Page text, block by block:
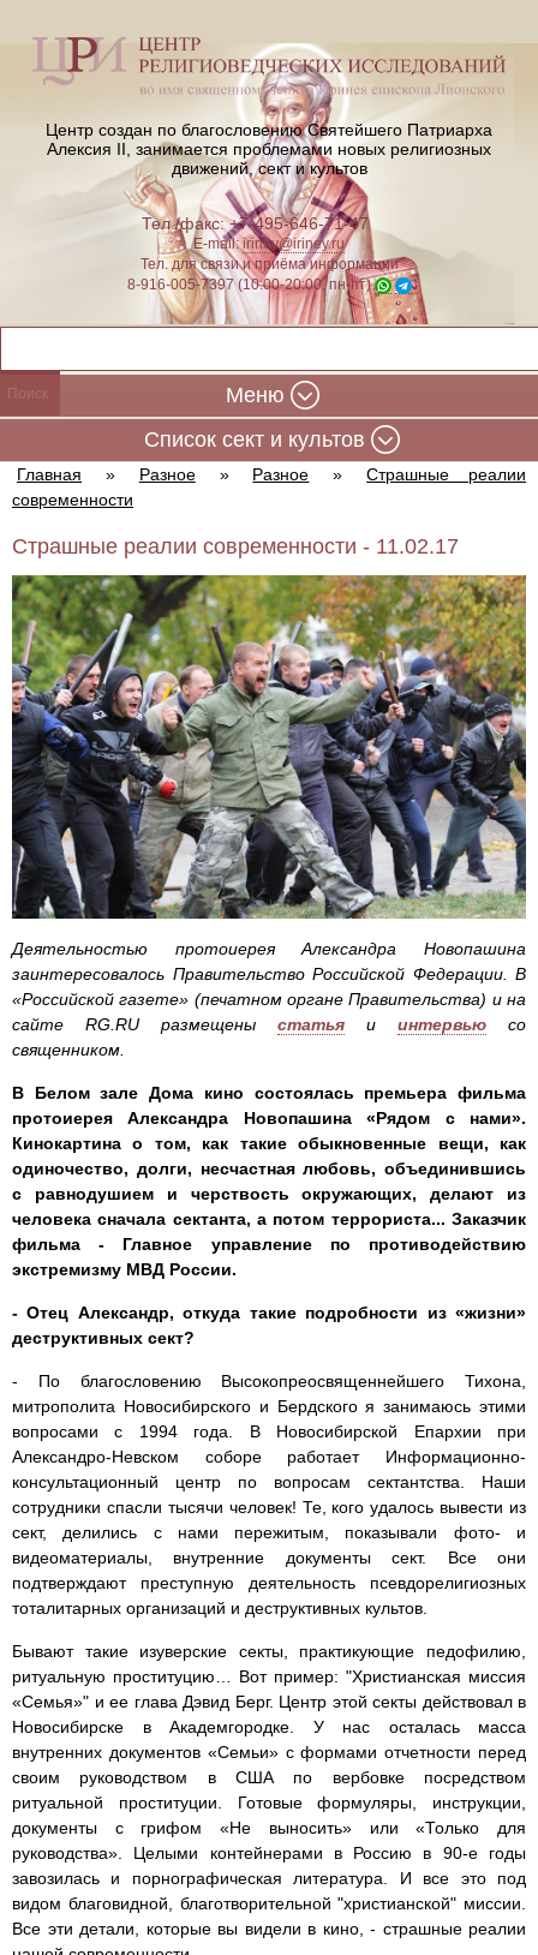
Центр создан по благословению Святейшего Патриарха
Алексия II, занимается проблемами новых религиозных
движений, сект и культов
Тел./факс: +7-495-646-71-47
E-mail:iriney@iriney.ru
Тел. для связи и приёма информации
8-916-005-7397 (10:00-20:00, пн-пт)
Меню
Cписок сект и культов
Главная » Разное » Разное »
Страшные реалии
современности
Страшные реалии современности - 11.02.17
Деятельностью протоиерея Александра Новопашина
заинтересовалось Правительство Российской Федерации. В
«Российской газете» (печатном органе Правительства) и на
сайте RG.RU размещены статья и интервью со
священником.
В Белом зале Дома кино состоялась премьера фильма
протоиерея Александра Новопашина «Рядом с нами».
Кинокартина о том, как такие обыкновенные вещи, как
одиночество, долги, несчастная любовь, объединившись
с равнодушием и черствость окружающих, делают из
человека сначала сектанта, а потом террориста... Заказчик
фильма - Главное управление по противодействию
экстремизму МВД России.
- Отец Александр, откуда такие подробности из «жизни»
деструктивных сект?
- По благословению Высокопреосвященнейшего Тихона,
митрополита Новосибирского и Бердского я занимаюсь этими
вопросами с 1994 года. В Новосибирской Епархии при
Александро-Невском соборе работает Информационно-
консультационный центр по вопросам сектантства. Наши
сотрудники спасли тысячи человек! Те, кого удалось вывести из
сект, делились с нами пережитым, показывали фото- и
видеоматериалы, внутренние документы сект. Все они
подтверждают преступную деятельность псевдорелигиозных
тоталитарных организаций и деструктивных культов.
Бывают такие изуверские секты, практикующие педофилию,
ритуальную проституцию… Вот пример: "Христианская миссия
«Семья»" и ее глава Дэвид Берг. Центр этой секты действовал в
Новосибирске в Академгородке. У нас осталась масса
внутренних документов «Семьи» с формами отчетности перед
своим руководством в США по вербовке посредством
ритуальной проституции. Готовые формуляры, инструкции,
документы с грифом «Не выносить» или «Только для
руководства». Целыми контейнерами в Россию в 90-е годы
завозилась и порнографическая литература. И все это под
видом благовидной, благотворительной "христианской" миссии.
Все эти детали, которые вы видели в кино, - страшные реалии